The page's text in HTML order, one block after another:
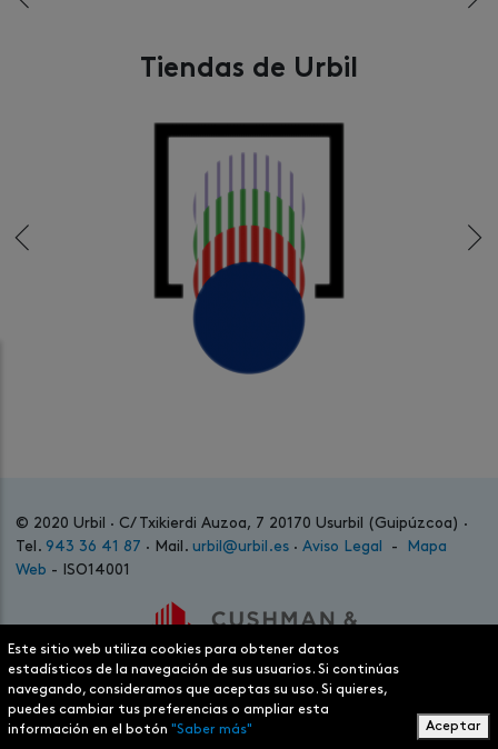
Tiendas de Urbil
© 2020 Urbil · C/ Txikierdi Auzoa, 7 20170 Usurbil (Guipúzcoa) ·
Tel. 943 36 41 87 · Mail. urbil@urbil.es · Aviso Legal -
Mapa
Web - ISO14001
Este sitio web utiliza cookies para obtener datos
estadísticos de la navegación de sus usuarios. Si continúas
navegando, consideramos que aceptas su uso. Si quieres,
puedes cambiar tus preferencias o ampliar esta
información en el botón "Saber más" Aceptar